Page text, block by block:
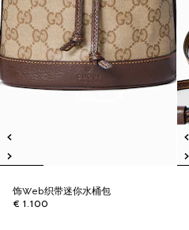
饰Web织带迷你水桶包
€ 1.100